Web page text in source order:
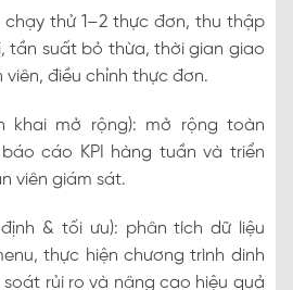
chạy thử 1–2 thực đơn, thu thập
tần suất bỏ thừa, thời gian giao
viên, điều chỉnh thực đơn.
khai mở rộng): mở rộng toàn
cáo KPI hàng tuần và triển
viên giám sát.
định & tối ưu): phân tích dữ liệu
thực hiện chương trình dinh
rủi ro và nâng cao hiệu quả